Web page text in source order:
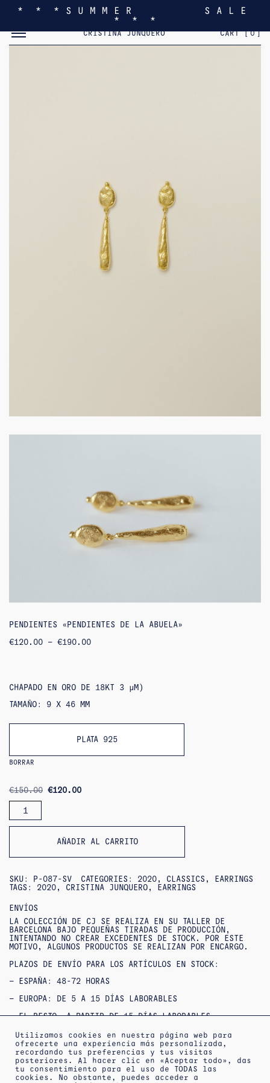
* * * S U M M E R S A L E
* * *
CRISTINA JUNQUERO CART [0]
PENDIENTES «PENDIENTES DE LA ABUELA»
€120.00 – €190.00RANGO
CHAPADO EN ORO DE 18KT 3 ΜM)
TAMAÑO: 9 X 46 MM
PLATA 925
BORRAR
€150.00 ORIGINAL
€120.00CURRENT
CANTIDAD
PENDIENTES
DE
AÑADIR AL CARRITO
SKU: P-087-SV CATEGORIES: 2020 , CLASSICS , EARRINGS
TAGS: 2020 , CRISTINA JUNQUERO , EARRINGS
ENVÍOS
LA COLECCIÓN DE CJ SE REALIZA EN SU TALLER DE
BARCELONA BAJO PEQUEÑAS TIRADAS DE PRODUCCIÓN,
INTENTANDO NO CREAR EXCEDENTES DE STOCK. POR ESTE
MOTIVO, ALGUNOS PRODUCTOS SE REALIZAN POR ENCARGO.
PLAZOS DE ENVÍO PARA LOS ARTÍCULOS EN STOCK:
– ESPAÑA: 48-72 HORAS
– EUROPA: DE 5 A 15 DÍAS LABORABLES
– EL RESTO, A PARTIR DE 15 DÍAS LABORABLES
SI NO ENCUENTRAS TU TALLA O QUIERES CONSULTAR
DISPONIBILIDAD / ENTREGAS URGENTES,
PUEDESCONTACTAR
CON NOSOTROS.
OUTLET : NO SE ACEPTAN DEVOLUCIONES NI CAMBIOS***
***PRODUCTOS REBAJADOS: NO SE ACEPTAN CAMBIOS NI
Utilizamos cookies en nuestra página web para
ofrecerte una experiencia más personalizada,
recordando tus preferencias y tus visitas
posteriores. Al hacer clic en «Aceptar todo», das
tu consentimiento para el uso de TODAS las
cookies. No obstante, puedes acceder a